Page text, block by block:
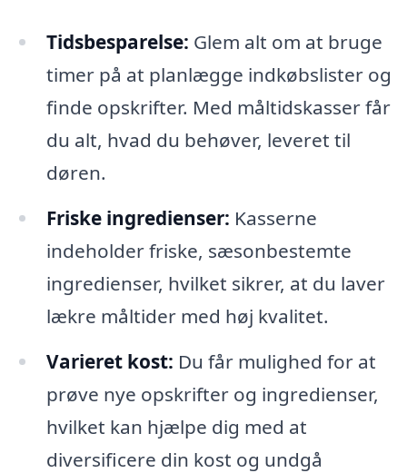
Tidsbesparelse: Glem alt om at bruge
timer på at planlægge indkøbslister og
finde opskrifter. Med måltidskasser får
du alt, hvad du behøver, leveret til
døren.
Friske ingredienser: Kasserne
indeholder friske, sæsonbestemte
ingredienser, hvilket sikrer, at du laver
lækre måltider med høj kvalitet.
Varieret kost: Du får mulighed for at
prøve nye opskrifter og ingredienser,
hvilket kan hjælpe dig med at
diversificere din kost og undgå